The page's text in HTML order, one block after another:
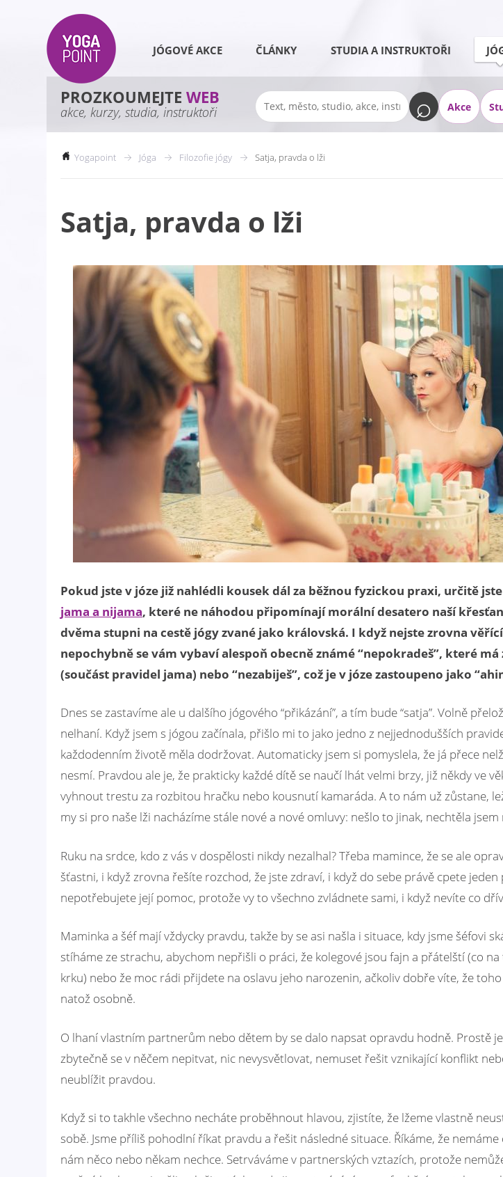
JÓGOVÉ AKCE ČLÁNKY STUDIA A INSTRUKTOŘI
PROZKOUMEJTE WEB
akce, kurzy, studia, instruktoři Akce
Yogapoint Jóga Filozofie jógy Satja, pravda o lži
Satja, pravda o lži
Pokud jste v józe již nahlédli kousek dál za běžnou fyzickou praxi, určitě
jama a nijama, které ne náhodou připomínají morální desatero naší
dvěma stupni na cestě jógy zvané jako královská. I když nejste zrovna
nepochybně se vám vybaví alespoň obecně známé “nepokradeš”, které
(součást pravidel jama) nebo “nezabiješ”, což je v józe zastoupeno jako
Dnes se zastavíme ale u dalšího jógového “přikázání”, a tím bude “satja”. Volně
nelhaní. Když jsem s jógou začínala, přišlo mi to jako jedno z nejjednodušších
každodenním životě měla dodržovat. Automaticky jsem si pomyslela, že já přece
nesmí. Pravdou ale je, že prakticky každé dítě se naučí lhát velmi brzy, již někdy ve
vyhnout trestu za rozbitou hračku nebo kousnutí kamaráda. A to nám už zůstane,
my si pro naše lži nacházíme stále nové a nové omluvy: nešlo to jinak, nechtěla
Ruku na srdce, kdo z vás v dospělosti nikdy nezalhal? Třeba mamince, že se ale
šťastni, i když zrovna řešíte rozchod, že jste zdraví, i když do sebe právě cpete
nepotřebujete její pomoc, protože vy to všechno zvládnete sami, i když nevíte co
Maminka a šéf mají vždycky pravdu, takže by se asi našla i situace, kdy jsme šéfovi
stíháme ze strachu, abychom nepřišli o práci, že kolegové jsou fajn a přátelští (co
krku) nebo že moc rádi přijdete na oslavu jeho narozenin, ačkoliv dobře víte, že
natož osobně.
O lhaní vlastním partnerům nebo dětem by se dalo napsat opravdu hodně. Prostě
zbytečně se v něčem nepitvat, nic nevysvětlovat, nemuset řešit vznikající konflikt
neublížit pravdou.
Když si to takhle všechno necháte proběhnout hlavou, zjistíte, že lžeme vlastně
sobě. Jsme příliš pohodlní říkat pravdu a řešit následné situace. Říkáme, že
nám něco nebo někam nechce. Setrváváme v partnerských vztazích, protože